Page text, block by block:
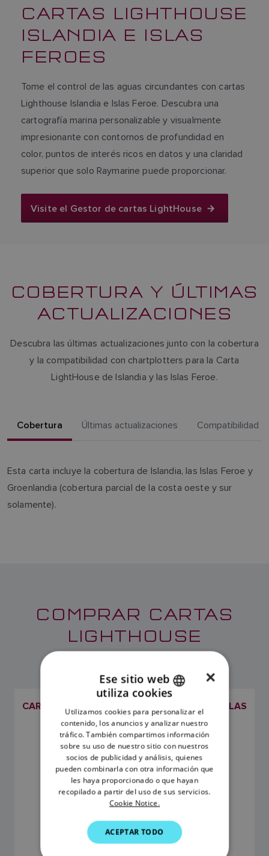
CARTAS LIGHTHOUSE
ISLANDIA E ISLAS
FEROES
Tome el control de las aguas circundantes con cartas
Lighthouse Islandia e Islas Feroe. Descubra una
cartografía marina personalizable y visualmente
impresionante con contornos de profundidad en
color, puntos de interés ricos en datos y una claridad
superior que solo Raymarine puede proporcionar.
Visite el Gestor de cartas LightHouse
COBERTURA Y ÚLTIMAS
ACTUALIZACIONES
Descubra las últimas actualizaciones junto con la cobertura
y la compatibilidad con chartplotters para la Carta
LightHouse de Islandia y las Islas Feroe.
Cobertura Últimas actualizaciones Compatibilidad
Esta carta incluye la cobertura de Islandia, las Islas Feroe y
Groenlandia (cobertura parcial de la costa oeste y sur
solamente).
COMPRAR CARTAS
LIGHTHOUSE
CARTOGRAFÍA LIGHTHOUSE DE ISLANDIA E ISLAS
FEROE
SKU: R70794-ICE
ENGLISH
FRENCH
DANISH
ITALIAN
SWEDISH
DUTCH
SPANISH
×
Ese sitio web
utiliza cookies
Utilizamos cookies para personalizar el
contenido, los anuncios y analizar nuestro
tráfico. También compartimos información
sobre su uso de nuestro sitio con nuestros
socios de publicidad y análisis, quienes
pueden combinarla con otra información que
les haya proporcionado o que hayan
recopilado a partir del uso de sus servicios.
Cookie Notice.
ACEPTAR TODO